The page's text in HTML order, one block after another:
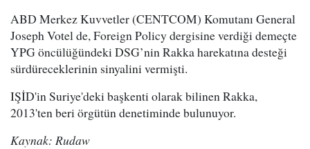
ABD Merkez Kuvvetler (CENTCOM) Komutanı General
Joseph Votel de, Foreign Policy dergisine verdiği demeçte
YPG öncülüğündeki DSG’nin Rakka harekatına desteği
sürdüreceklerinin sinyalini vermişti.
IŞİD'in Suriye'deki başkenti olarak bilinen Rakka,
2013'ten beri örgütün denetiminde bulunuyor.
Kaynak: Rudaw